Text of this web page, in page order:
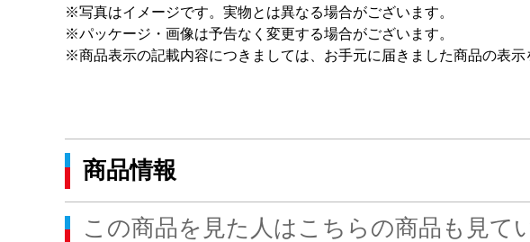
※写真はイメージです。実物とは異なる場合がございます。
※パッケージ・画像は予告なく変更する場合がございます。
※商品表示の記載内容につきましては、お手元に届きました商品の表示
商品情報
この商品を見た人はこちらの商品も見て